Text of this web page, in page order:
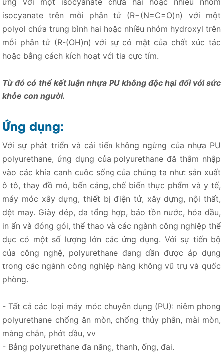
isocyanate trên mỗi phân tử (R−(N=C=O)n) với một
polyol chứa trung bình hai hoặc nhiều nhóm hydroxyl trên
mỗi phân tử (R-(OH)n) với sự có mặt của chất xúc tác
hoặc bằng cách kích hoạt với tia cực tím.
Từ đó có thể kết luận nhựa PU không độc hại đối với sức
khỏe con người.
Ứng dụng:
Với sự phát triển và cải tiến không ngừng của nhựa PU
polyurethane, ứng dụng của polyurethane đã thâm nhập
vào các khía cạnh cuộc sống của chúng ta như: sản xuất
ô tô, thay đồ mỏ, bến cảng, chế biến thực phẩm và y tế,
máy móc xây dựng, thiết bị điện tử, xây dựng, nội thất,
dệt may. Giày dép, da tổng hợp, bảo tồn nước, hóa dầu,
in ấn và đóng gói, thể thao và các ngành công nghiệp thể
dục có một số lượng lớn các ứng dụng. Với sự tiến bộ
của công nghệ, polyurethane đang dần được áp dụng
trong các ngành công nghiệp hàng không vũ trụ và quốc
phòng.
- Tất cả các loại máy móc chuyên dụng (PU): niêm phong
polyurethane chống ăn mòn, chống thủy phân, mài mòn,
màng chắn, phớt dầu, vv
- Bảng polyurethane đa năng, thanh, ống, đai.